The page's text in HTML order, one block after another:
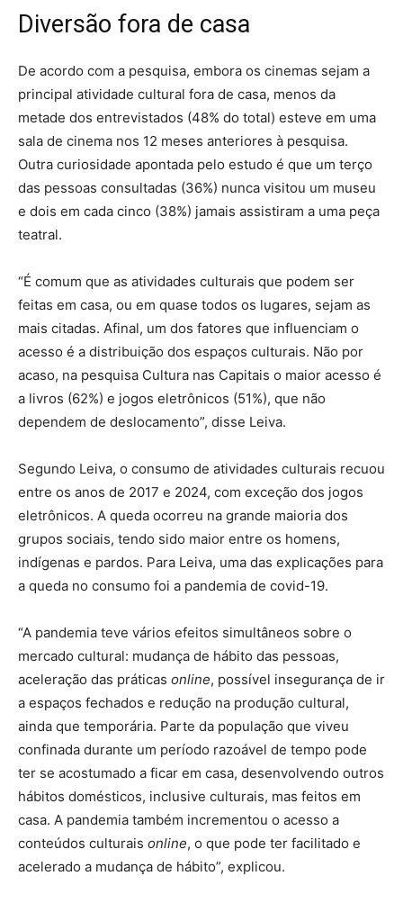
Diversão fora de casa
De acordo com a pesquisa, embora os cinemas sejam a
principal atividade cultural fora de casa, menos da
metade dos entrevistados (48% do total) esteve em uma
sala de cinema nos 12 meses anteriores à pesquisa.
Outra curiosidade apontada pelo estudo é que um terço
das pessoas consultadas (36%) nunca visitou um museu
e dois em cada cinco (38%) jamais assistiram a uma peça
teatral.
“É comum que as atividades culturais que podem ser
feitas em casa, ou em quase todos os lugares, sejam as
mais citadas. Afinal, um dos fatores que influenciam o
acesso é a distribuição dos espaços culturais. Não por
acaso, na pesquisa Cultura nas Capitais o maior acesso é
a livros (62%) e jogos eletrônicos (51%), que não
dependem de deslocamento”, disse Leiva.
Segundo Leiva, o consumo de atividades culturais recuou
entre os anos de 2017 e 2024, com exceção dos jogos
eletrônicos. A queda ocorreu na grande maioria dos
grupos sociais, tendo sido maior entre os homens,
indígenas e pardos. Para Leiva, uma das explicações para
a queda no consumo foi a pandemia de covid-19.
“A pandemia teve vários efeitos simultâneos sobre o
mercado cultural: mudança de hábito das pessoas,
aceleração das práticas online, possível insegurança de ir
a espaços fechados e redução na produção cultural,
ainda que temporária. Parte da população que viveu
confinada durante um período razoável de tempo pode
ter se acostumado a ficar em casa, desenvolvendo outros
hábitos domésticos, inclusive culturais, mas feitos em
casa. A pandemia também incrementou o acesso a
conteúdos culturais online, o que pode ter facilitado e
acelerado a mudança de hábito”, explicou.